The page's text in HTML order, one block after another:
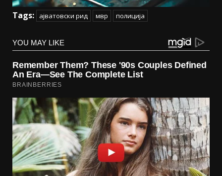
Tags: ајватовски рид мвр полиција